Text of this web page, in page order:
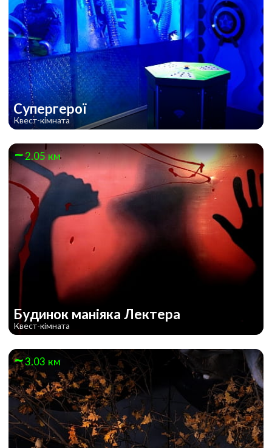
Супергерої
Квест-кімната
2.05 км
Будинок маніяка Лектера
Квест-кімната
3.03 км